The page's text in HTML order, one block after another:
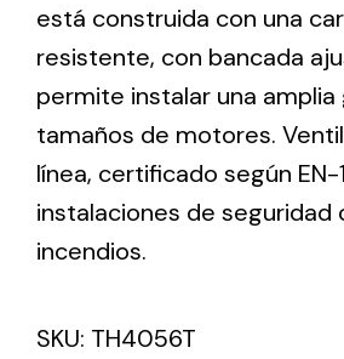
Iluminación Solar
Variedad de soluciones solares
de necesidades.
está construida con una
resistente, con bancada
permite instalar una amplia
tamaños de motores.
línea, certificado según EN-
instalaciones de seguridad
incendios.
SKU: TH4056T